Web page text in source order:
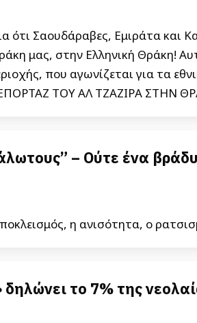
ότι Σαουδάραβες, Εμιράτα και
μας, στην Ελληνική Θράκη!
που αγωνίζεται για τα
ΤΟΥ ΑΛ ΤΖΑΖΙΡΑ ΣΤΗΝ
– Ούτε ένα
η ανισότητα, ο
το 7% της